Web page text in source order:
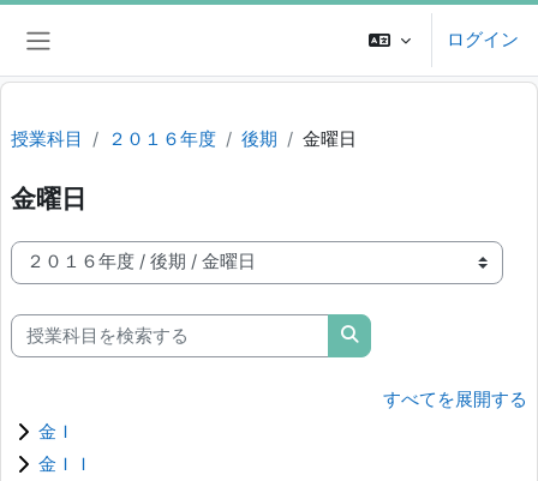
メインコンテンツへスキップする
ログイン
授業科目 ２０１６年度 後期 金曜日
金曜日
授業科目カテゴリ
授業科目を検索する
授業科目を検索する
すべてを展開する
金Ｉ
金ＩＩ